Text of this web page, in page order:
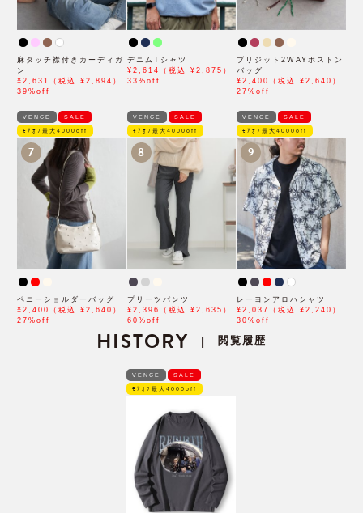
麻タッチ襟付きカーディガ
ン
¥2,631（税込 ¥2,894）
39%off
デニムTシャツ
¥2,614（税込 ¥2,875）
33%off
ブリジット2WAYボストン
バッグ
¥2,400（税込 ¥2,640）
27%off
VENCE SALE
ﾓｱｵﾌ最大4000off
7
ペニーショルダーバッグ
¥2,400（税込 ¥2,640）
27%off
VENCE SALE
ﾓｱｵﾌ最大4000off
8
プリーツパンツ
¥2,396（税込 ¥2,635）
60%off
VENCE SALE
ﾓｱｵﾌ最大4000off
9
レーヨンアロハシャツ
¥2,037（税込 ¥2,240）
30%off
HISTORY | 閲覧履歴
VENCE SALE
ﾓｱｵﾌ最大4000off